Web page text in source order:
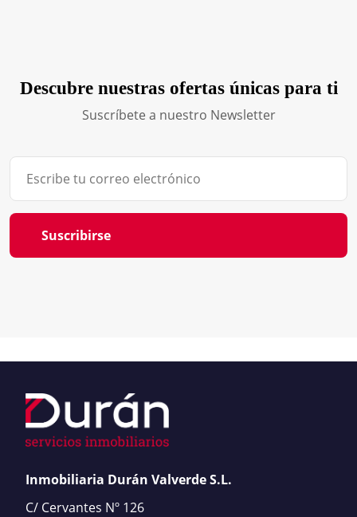
Descubre nuestras ofertas únicas para ti
Suscríbete a nuestro Newsletter
Suscribirse
Inmobiliaria Durán Valverde S.L.
C/ Cervantes Nº 126